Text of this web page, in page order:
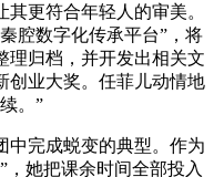
更符合年轻人的审美。
腔数字化传承平台”，将
理归档，并开发出相关文
创业大奖。任菲儿动情地
。”
中完成蜕变的典型。作为
，她把课余时间全部投入